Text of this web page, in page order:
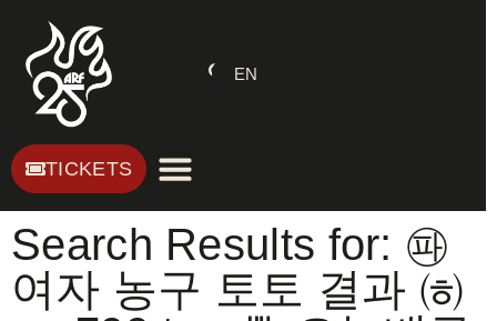
EN
TICKETS
Search Results for: ㉺
여자 농구 토토 결과 ㈍